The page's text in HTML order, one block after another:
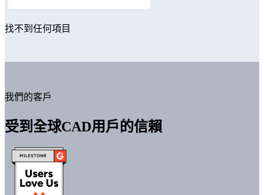
找不到任何項目
我們的客戶
受到全球CAD用戶的信賴